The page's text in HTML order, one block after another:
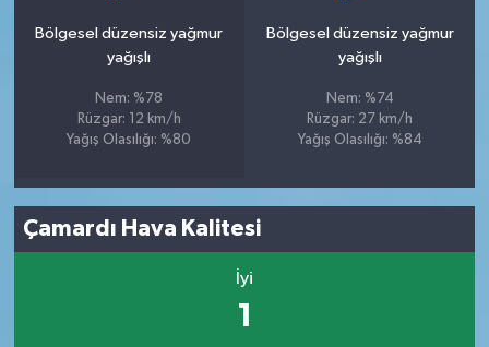
Bölgesel düzensiz yağmur
yağışlı
Nem: %78
Rüzgar: 12 km/h
Yağış Olasılığı: %80
Bölgesel düzensiz yağmur
yağışlı
Nem: %74
Rüzgar: 27 km/h
Yağış Olasılığı: %84
Çamardı Hava Kalitesi
İyi
1